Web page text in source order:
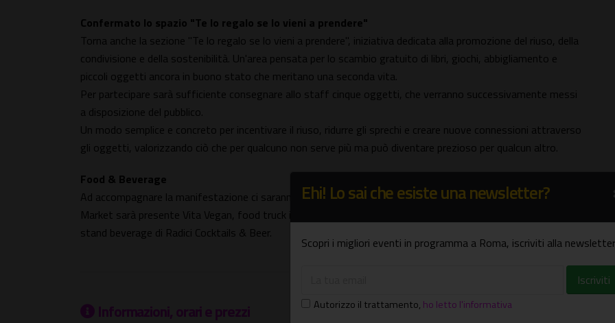
Confermato lo spazio "Te lo regalo se lo vieni a prendere"
Torna anche la sezione "Te lo regalo se lo vieni a prendere", iniziativa dedicata alla promozione del riuso, della
condivisione e della sostenibilità. Un'area pensata per lo scambio gratuito di libri, giochi, abbigliamento e
piccoli oggetti ancora in buono stato che meritano una seconda vita.
Per partecipare sarà sufficiente consegnare allo staff cinque oggetti, che verranno successivamente messi
a disposizione del pubblico.
Un modo semplice e concreto per incentivare il riuso, ridurre gli sprechi e creare nuove connessioni attraverso
gli oggetti, valorizzando ciò che per qualcuno non serve più ma può diventare prezioso per qualcun altro.
Food & Beverage
Ad accompagnare la manifestazione ci saranno anche proposte dedicate al gusto. Nell'area verde di Bonfire
Market sarà presente Vita Vegan, food truck itinerante specializzato in street food vegano, insieme allo
stand beverage di Radici Cocktails & Beer.
Informazioni, orari e prezzi
Ehi! Lo sai che esiste una newsletter?
Scopri i migliori eventi in programma a Roma, iscriviti alla
Autorizzo il trattamento, ho letto l'informativa